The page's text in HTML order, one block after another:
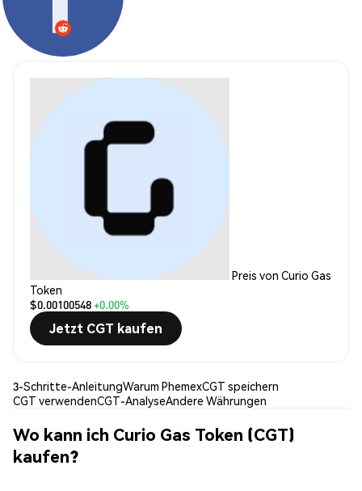
Preis von Curio Gas
Token
$0.00100548+0.00%
Jetzt CGT kaufen
3-Schritte-AnleitungWarum PhemexCGT speichern
CGT verwendenCGT-AnalyseAndere Währungen
Wo kann ich Curio Gas Token (CGT)
kaufen?